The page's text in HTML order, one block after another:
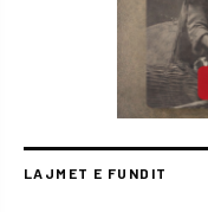
LAJMET E FUNDIT